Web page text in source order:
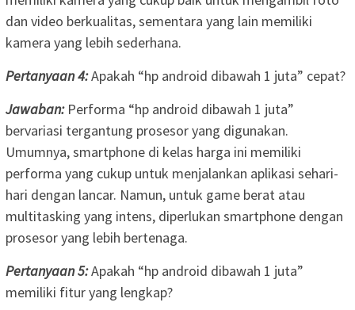
dan video berkualitas, sementara yang lain memiliki
kamera yang lebih sederhana.
Pertanyaan 4:Apakah “hp android dibawah 1 juta” cepat?
Jawaban:Performa “hp android dibawah 1 juta”
bervariasi tergantung prosesor yang digunakan.
Umumnya, smartphone di kelas harga ini memiliki
performa yang cukup untuk menjalankan aplikasi sehari-
hari dengan lancar. Namun, untuk game berat atau
multitasking yang intens, diperlukan smartphone dengan
prosesor yang lebih bertenaga.
Pertanyaan 5:Apakah “hp android dibawah 1 juta”
memiliki fitur yang lengkap?